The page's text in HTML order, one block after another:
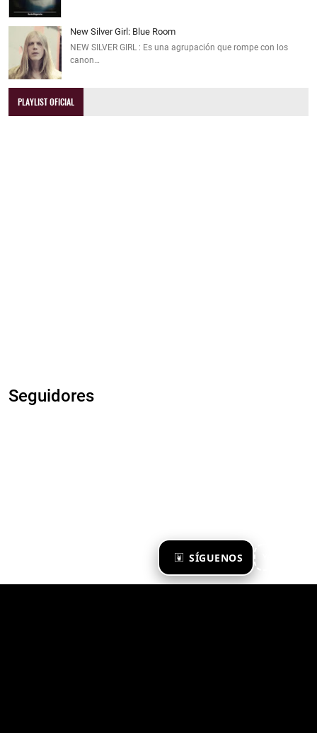
SÍGUENOS
New Silver Girl: Blue Room
NEW SILVER GIRL : Es una agrupación que rompe con los
canon…
PLAYLIST OFICIAL
Seguidores